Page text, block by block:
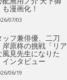
漫画化！
07/03
ッフ兼俳優、二刀
岸原柊の挑戦「リア
風見先生になりた
インタビュー
06/19